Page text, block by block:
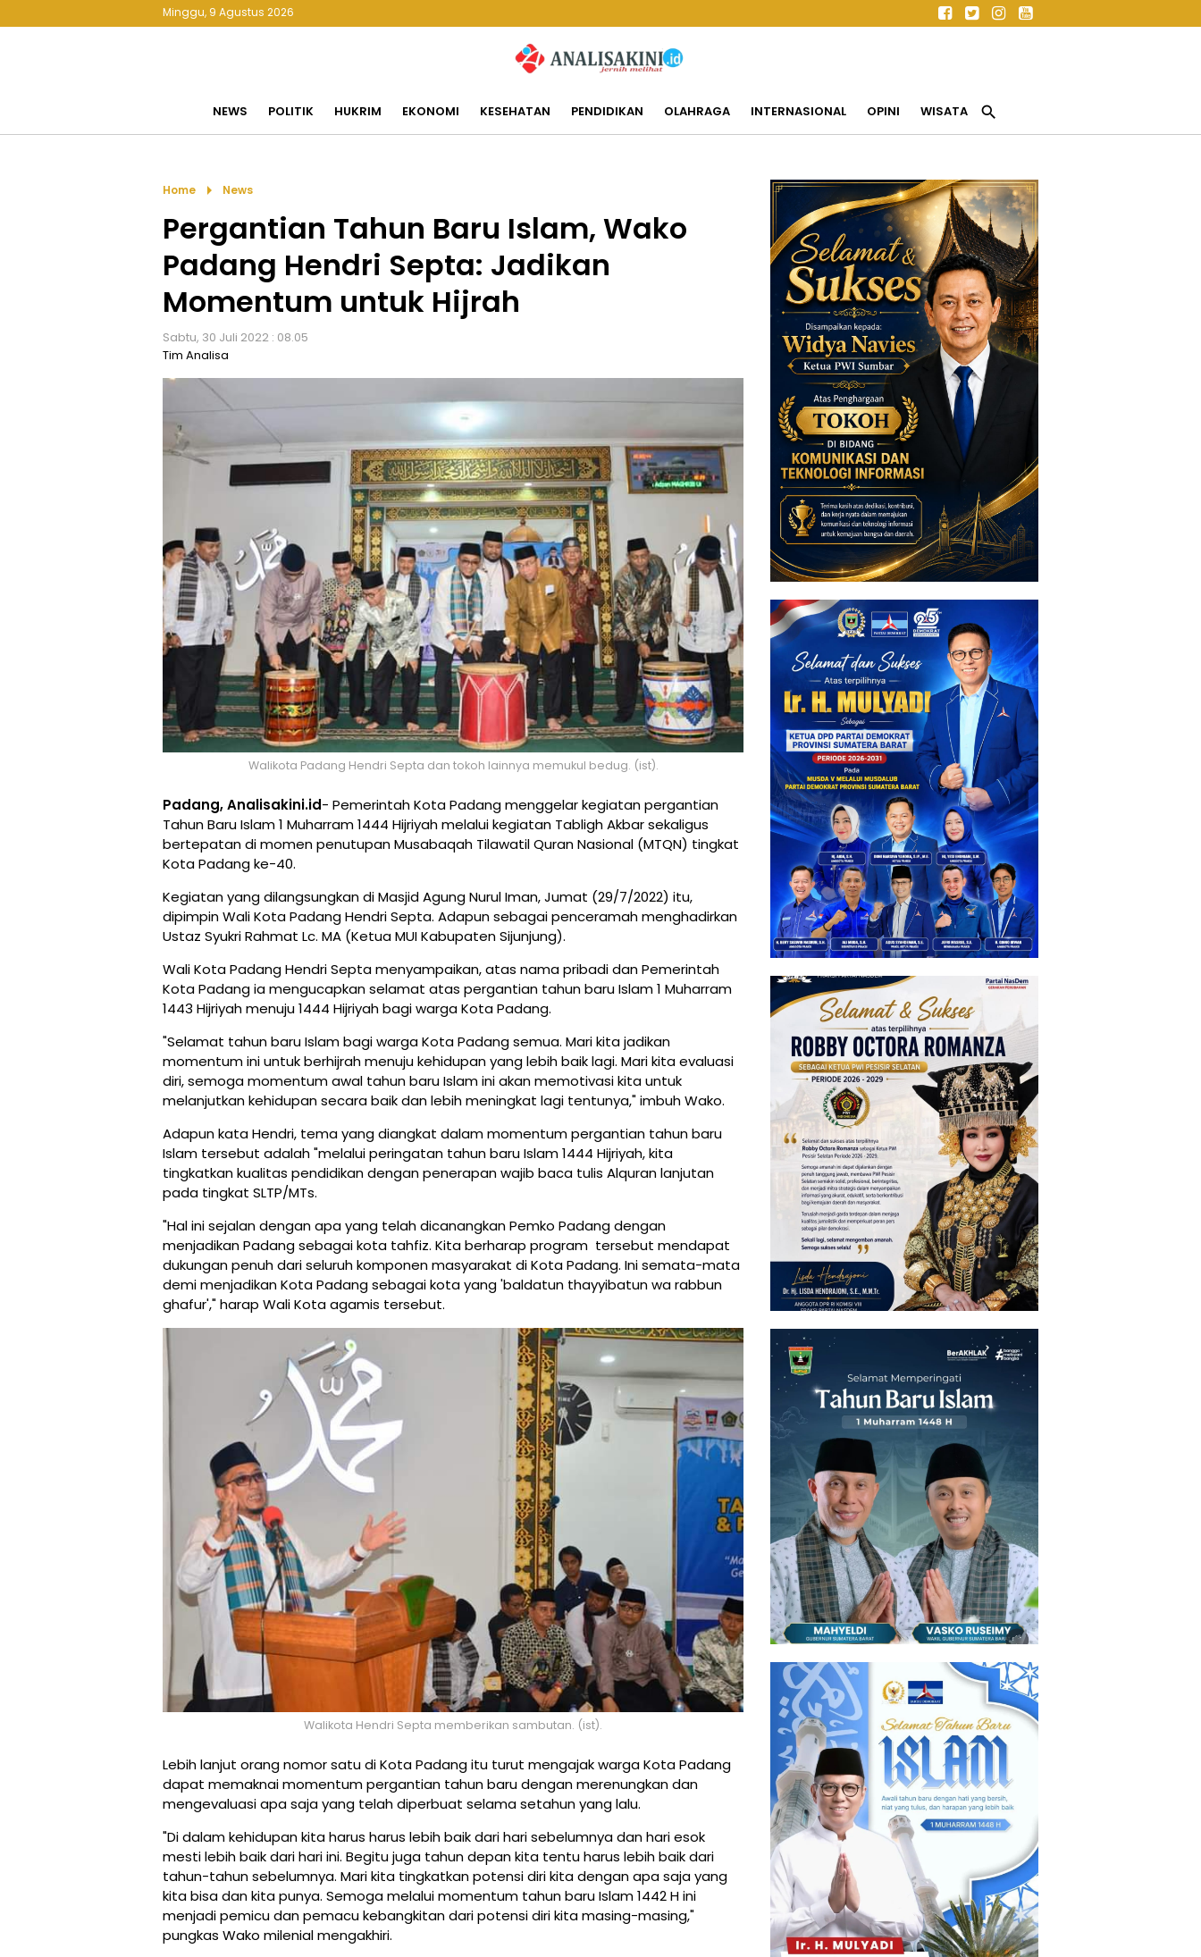
Minggu, 9 Agustus 2026
NEWS POLITIK HUKRIM EKONOMI KESEHATAN PENDIDIKAN OLAHRAGA INTERNASIONAL OPINI WISATA search
Home arrow_right News
Pergantian Tahun Baru Islam, Wako
Padang Hendri Septa: Jadikan
Momentum untuk Hijrah
Sabtu, 30 Juli 2022 : 08.05
Tim Analisa
Walikota Padang Hendri Septa dan tokoh lainnya memukul bedug. (ist).
Padang, Analisakini.id- Pemerintah Kota Padang menggelar kegiatan pergantian
Tahun Baru Islam 1 Muharram 1444 Hijriyah melalui kegiatan Tabligh Akbar sekaligus
bertepatan di momen penutupan Musabaqah Tilawatil Quran Nasional (MTQN) tingkat
Kota Padang ke-40.
Kegiatan yang dilangsungkan di Masjid Agung Nurul Iman, Jumat (29/7/2022) itu,
dipimpin Wali Kota Padang Hendri Septa. Adapun sebagai penceramah menghadirkan
Ustaz Syukri Rahmat Lc. MA (Ketua MUI Kabupaten Sijunjung).
Wali Kota Padang Hendri Septa menyampaikan, atas nama pribadi dan Pemerintah
Kota Padang ia mengucapkan selamat atas pergantian tahun baru Islam 1 Muharram
1443 Hijriyah menuju 1444 Hijriyah bagi warga Kota Padang.
"Selamat tahun baru Islam bagi warga Kota Padang semua. Mari kita jadikan
momentum ini untuk berhijrah menuju kehidupan yang lebih baik lagi. Mari kita evaluasi
diri, semoga momentum awal tahun baru Islam ini akan memotivasi kita untuk
melanjutkan kehidupan secara baik dan lebih meningkat lagi tentunya," imbuh Wako.
Adapun kata Hendri, tema yang diangkat dalam momentum pergantian tahun baru
Islam tersebut adalah "melalui peringatan tahun baru Islam 1444 Hijriyah, kita
tingkatkan kualitas pendidikan dengan penerapan wajib baca tulis Alquran lanjutan
pada tingkat SLTP/MTs.
"Hal ini sejalan dengan apa yang telah dicanangkan Pemko Padang dengan
menjadikan Padang sebagai kota tahfiz. Kita berharap program tersebut mendapat
dukungan penuh dari seluruh komponen masyarakat di Kota Padang. Ini semata-mata
demi menjadikan Kota Padang sebagai kota yang 'baldatun thayyibatun wa rabbun
ghafur'," harap Wali Kota agamis tersebut.
Walikota Hendri Septa memberikan sambutan. (ist).
Lebih lanjut orang nomor satu di Kota Padang itu turut mengajak warga Kota Padang
dapat memaknai momentum pergantian tahun baru dengan merenungkan dan
mengevaluasi apa saja yang telah diperbuat selama setahun yang lalu.
"Di dalam kehidupan kita harus harus lebih baik dari hari sebelumnya dan hari esok
mesti lebih baik dari hari ini. Begitu juga tahun depan kita tentu harus lebih baik dari
tahun-tahun sebelumnya. Mari kita tingkatkan potensi diri kita dengan apa saja yang
kita bisa dan kita punya. Semoga melalui momentum tahun baru Islam 1442 H ini
menjadi pemicu dan pemacu kebangkitan dari potensi diri kita masing-masing,"
pungkas Wako milenial mengakhiri.